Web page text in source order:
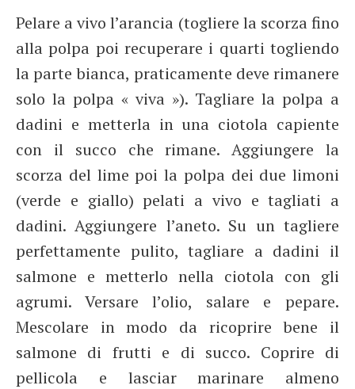
Pelare a vivo l’arancia (togliere la scorza fino
alla polpa poi recuperare i quarti togliendo
la parte bianca, praticamente deve rimanere
solo la polpa « viva »). Tagliare la polpa a
dadini e metterla in una ciotola capiente
con il succo che rimane. Aggiungere la
scorza del lime poi la polpa dei due limoni
(verde e giallo) pelati a vivo e tagliati a
dadini. Aggiungere l’aneto. Su un tagliere
perfettamente pulito, tagliare a dadini il
salmone e metterlo nella ciotola con gli
agrumi. Versare l’olio, salare e pepare.
Mescolare in modo da ricoprire bene il
salmone di frutti e di succo. Coprire di
pellicola e lasciar marinare almeno